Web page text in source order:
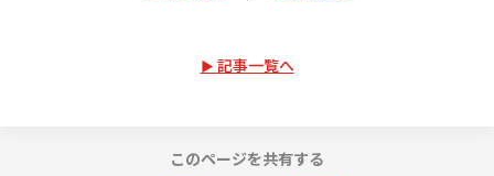
記事一覧へ
このページを共有する